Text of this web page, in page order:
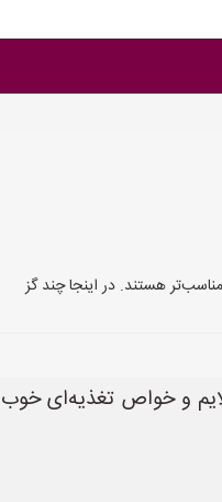
هستند. در اینجا چند گز
و خواص تغذیه‌ای